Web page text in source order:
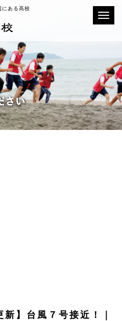
にある高校
】台風７号接近！｜